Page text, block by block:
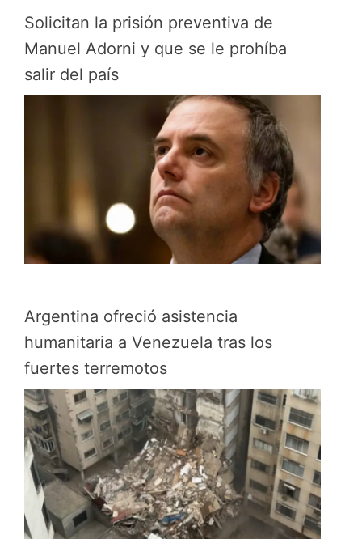
Solicitan la prisión preventiva de
Manuel Adorni y que se le prohíba
salir del país
Argentina ofreció asistencia
humanitaria a Venezuela tras los
fuertes terremotos